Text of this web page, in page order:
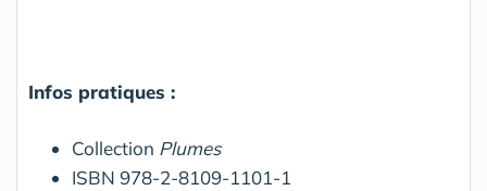
Infos pratiques :
Collection Plumes
ISBN 978-2-8109-1101-1